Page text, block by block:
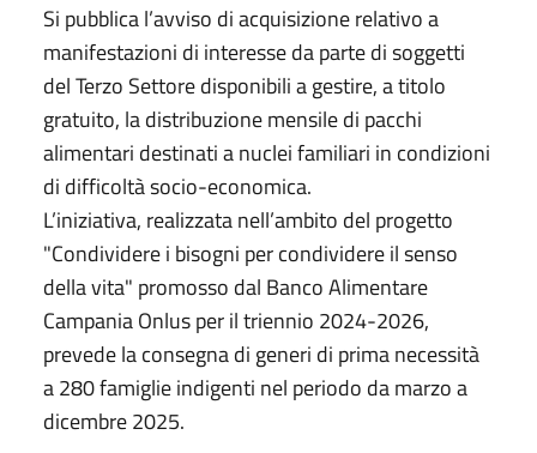
Si pubblica l’avviso di acquisizione relativo a
manifestazioni di interesse da parte di soggetti
del Terzo Settore disponibili a gestire, a titolo
gratuito, la distribuzione mensile di pacchi
alimentari destinati a nuclei familiari in condizioni
di difficoltà socio-economica.
L’iniziativa, realizzata nell’ambito del progetto
"Condividere i bisogni per condividere il senso
della vita" promosso dal Banco Alimentare
Campania Onlus per il triennio 2024-2026,
prevede la consegna di generi di prima necessità
a 280 famiglie indigenti nel periodo da marzo a
dicembre 2025.